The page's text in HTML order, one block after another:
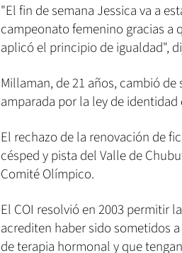
"El fin de semana Jessica va a
campeonato femenino gracias a
aplicó el principio de igualdad",
Millaman, de 21 años, cambió
amparada por la ley de
El rechazo de la renovación de
césped y pista del Valle de
Comité Olímpico.
El COI resolvió en 2003 permitir
acrediten haber sido sometidos
de terapia hormonal y que